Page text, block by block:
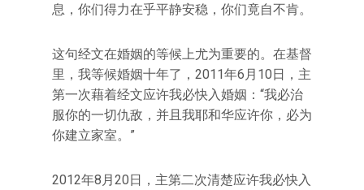
息，你们得力在乎平静安稳，你们竟自不肯。
这句经文在婚姻的等候上尤为重要的。在基督
里，我等候婚姻十年了，2011年6月10日，主
第一次藉着经文应许我必快入婚姻：“我必治
服你的一切仇敌，并且我耶和华应许你，必为
你建立家室。”
2012年8月20日，主第二次清楚应许我必快入